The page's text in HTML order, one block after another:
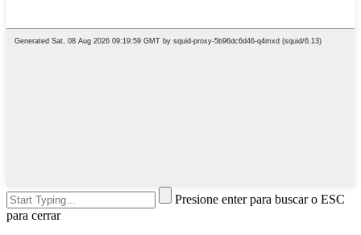
Presione enter para buscar o ESC
para cerrar